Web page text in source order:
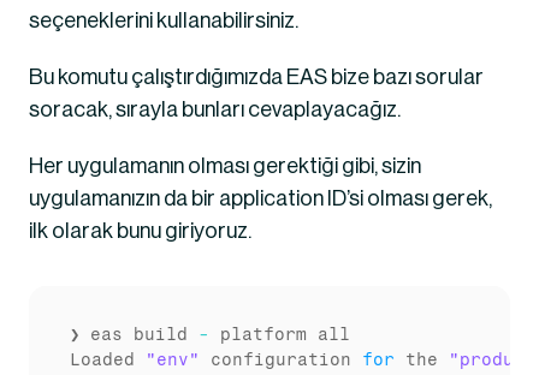
seçeneklerini kullanabilirsiniz.
Bu komutu çalıştırdığımızda EAS bize bazı sorular
soracak, sırayla bunları cevaplayacağız.
Her uygulamanın olması gerektiği gibi, sizin
uygulamanızın da bir application ID’si olması gerek,
ilk olarak bunu giriyoruz.
❯ eas build -
platform all
Loaded
"env" configuration for the